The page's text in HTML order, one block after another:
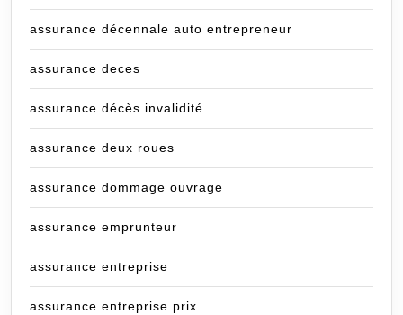
assurance décennale auto entrepreneur
assurance deces
assurance décès invalidité
assurance deux roues
assurance dommage ouvrage
assurance emprunteur
assurance entreprise
assurance entreprise prix